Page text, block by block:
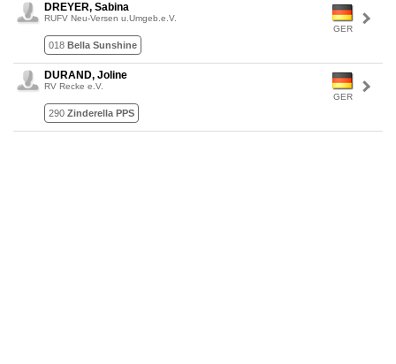
GER
DREYER, Sabina
RUFV Neu-Versen u.Umgeb.e.V.
018 Bella Sunshine
GER
DURAND, Joline
RV Recke e.V.
290 Zinderella PPS